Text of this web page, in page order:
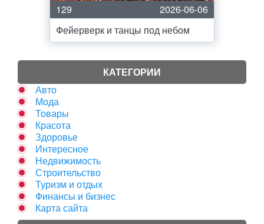
129
2026-06-06
Фейерверк и танцы под небом
КАТЕГОРИИ
Авто
Мода
Товары
Красота
Здоровье
Интересное
Недвижимость
Строительство
Туризм и отдых
Финансы и бизнес
Карта сайта